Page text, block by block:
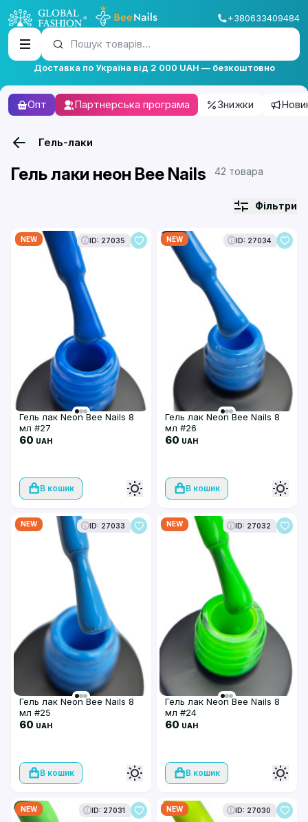
+380633409484
Пошук товарів...
Доставка по Україна від 2 000 UAH — безкоштовно
Опт Партнерська програма Знижки
Гель-лаки
Гель лаки неон Bee Nails 42 товара
Фільтри
NEW ID: 27035
Гель лак Neon Bee Nails 8
мл #27
60 UAH
В кошик
NEW ID: 27034
Гель лак Neon Bee Nails 8
мл #26
60 UAH
В кошик
NEW ID: 27033
Гель лак Neon Bee Nails 8
мл #25
60 UAH
В кошик
NEW ID: 27032
Гель лак Neon Bee Nails 8
мл #24
60 UAH
В кошик
NEW ID: 27031 NEW ID: 27030